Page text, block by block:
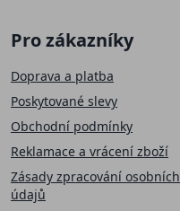
Pro zákazníky
Doprava a platba
Poskytované slevy
Obchodní podmínky
Reklamace a vrácení zboží
Zásady zpracování osobních
údajů